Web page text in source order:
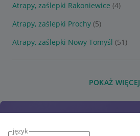
język
Atrapy, zaślepki Rakoniewice (4)
Atrapy, zaślepki Prochy (5)
Atrapy, zaślepki Nowy Tomyśl (51)
POKAŻ WIĘCEJ